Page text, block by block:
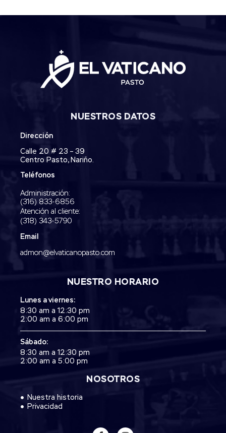
NUESTROS DATOS
Dirección
Calle 20 # 23 – 39
Centro Pasto, Nariño.
Teléfonos
Administración:
‭(316) 833-6856‬
Atención al cliente:
(318) 343-5790‬
Email
admon@elvaticanopasto.com
NOSOTROS
Nuestra historia
Privacidad
NUESTRO HORARIO
Lunes a viernes:
8:30 am a 12:30 pm
2:00 am a 6:00 pm
Sábado:
8:30 am a 12:30 pm
2:00 am a 5:00 pm